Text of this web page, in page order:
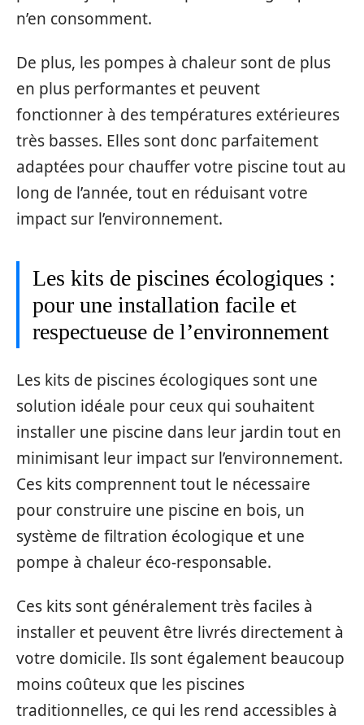
n’en consomment.
De plus, les pompes à chaleur sont de plus
en plus performantes et peuvent
fonctionner à des températures extérieures
très basses. Elles sont donc parfaitement
adaptées pour chauffer votre piscine tout au
long de l’année, tout en réduisant votre
impact sur l’environnement.
Les kits de piscines écologiques :
pour une installation facile et
respectueuse de l’environnement
Les kits de piscines écologiques sont une
solution idéale pour ceux qui souhaitent
installer une piscine dans leur jardin tout en
minimisant leur impact sur l’environnement.
Ces kits comprennent tout le nécessaire
pour construire une piscine en bois, un
système de filtration écologique et une
pompe à chaleur éco-responsable.
Ces kits sont généralement très faciles à
installer et peuvent être livrés directement à
votre domicile. Ils sont également beaucoup
moins coûteux que les piscines
traditionnelles, ce qui les rend accessibles à